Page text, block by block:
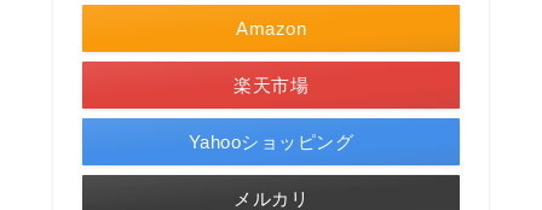
Amazon
楽天市場
Yahooショッピング
メルカリ